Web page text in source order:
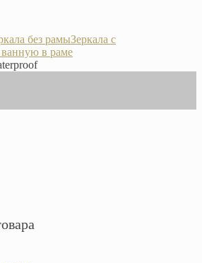
без рамыЗеркала с
ванную в раме